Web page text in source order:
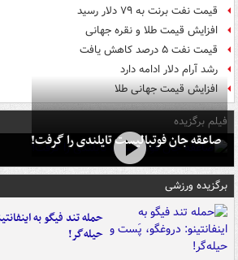
قیمت نفت برنت به ۷۹ دلار رسید
افزایش قیمت طلا و نقره جهانی
قیمت نفت ۵ درصد کاهش یافت
رشد آرام دلار ادامه دارد
افزایش قیمت جهانی طلا
فیلم برگزیده
صاعقه جان فوتبالیست تایلندی را گرفت!
برگزیده ورزشی
حمله تند فیگو به
حیله‌گر!